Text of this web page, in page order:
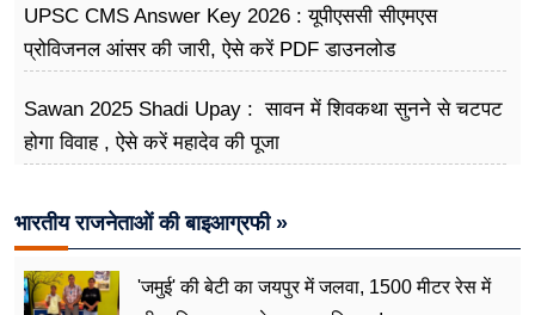
UPSC CMS Answer Key 2026 : यूपीएससी सीएमएस
प्रोविजनल आंसर की जारी, ऐसे करें PDF डाउनलोड
Sawan 2025 Shadi Upay : सावन में शिवकथा सुनने से चटपट
होगा विवाह , ऐसे करें महादेव की पूजा
भारतीय राजनेताओं की बाइआग्रफी »
'जमुई' की बेटी का जयपुर में जलवा, 1500 मीटर रेस में